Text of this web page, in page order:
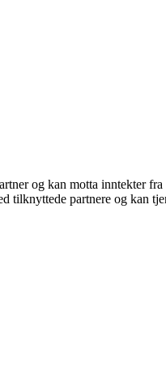
og kan motta inntekter
tilknyttede partnere og kan